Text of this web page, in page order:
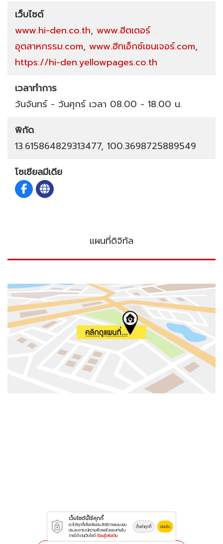
เว็บไซต์
www.hi-den.co.th, www.ฮีตเตอร์
อุตสาหกรรม.com, www.ฮีทเอ็กซ์เชนเจอร์.com,
https://hi-den.yellowpages.co.th
เวลาทำการ
วันจันทร์ - วันศุกร์ เวลา 08.00 - 18.00 น.
พิกัด
13.615864829313477, 100.3698725889549
โซเชียลมีเดีย
แผนที่ดิจิทัล
เว็บไซต์นี้ใช้คุกกี้
เราใช้คุกกี้เพื่อเพิ่มประสิทธิภาพและมอบ
ประสบการณ์ความพึงพอใจของท่านใน
การใช้งานเว็บไซต์เรียนรู้เพิ่มเติม
ตั้งค่าคุกกี้ ยอมรับ